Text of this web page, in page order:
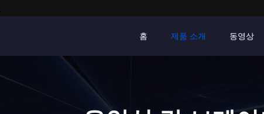
홈 제품 소개 동영상